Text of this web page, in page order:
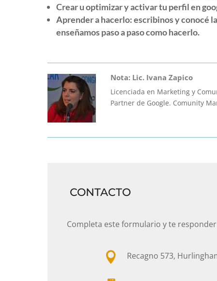
Crear u optimizar y activar tu perfil en
Aprender a hacerlo: escribinos y conocé
enseñamos paso a paso como hacerlo.
Nota: Lic. Ivana Zapico
Licenciada en Marketing y
Partner de Google. Comunity
CONTACTO
Completa este formulario y te
 Recagno 573,